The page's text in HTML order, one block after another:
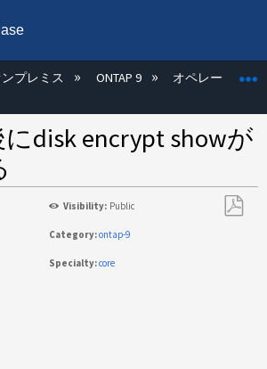
階層を展開/折りたたむ
プレミス ONTAP 9 オペレーティン
disk encrypt showが
Visibility: Public
Category:ontap-9
Specialty:core